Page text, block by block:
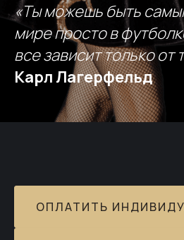
«Ты можешь быть
мире просто в
все зависит только от
Карл Лагерфельд
ОПЛАТИТЬ